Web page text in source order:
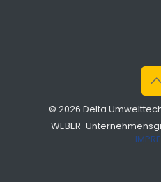
© 2026 Delta
WEBER-